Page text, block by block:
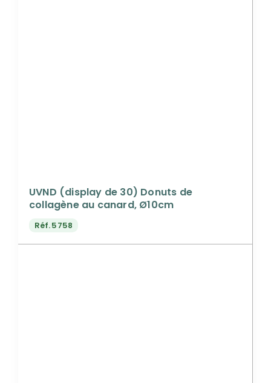
UVND (display de 30) Donuts de
collagène au canard, Ø10cm
Réf.5758